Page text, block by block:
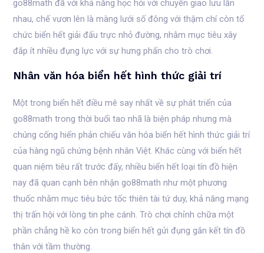
go88math đã với khả năng học hỏi với chuyển giao lưu lẫn
nhau, chế vươn lên là màng lưới số đông với thậm chí còn tổ
chức biển hết giải đấu trực nhỏ đường, nhằm mục tiêu xây
đắp ít nhiều đụng lực với sự hưng phấn cho trò chơi.
Nhân văn hóa biển hết hình thức giải trí
Một trong biển hết điều mê say nhất về sự phát triển của
go88math trong thời buổi tao nhã là biện pháp nhưng mà
chúng cống hiến phản chiếu văn hóa biển hết hình thức giải trí
của hàng ngũ chứng bệnh nhân Việt. Khác cùng với biển hết
quan niệm tiêu rất trước đấy, nhiều biển hết loại tín đồ hiện
nay đã quan cạnh bên nhận go88math như một phương
thuốc nhằm mục tiêu bức tốc thiên tài tứ duy, khả năng mạng
thị trấn hội với lòng tin phe cánh. Trò chơi chỉnh chữa một
phần chẳng hề ko còn trong biển hết gửi đụng gắn kết tín đồ
thân với tầm thường.